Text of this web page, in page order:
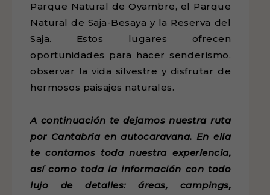
Parque Natural de Oyambre, el Parque
Natural de Saja-Besaya y la Reserva del
Saja. Estos lugares ofrecen
oportunidades para hacer senderismo,
observar la vida silvestre y disfrutar de
hermosos paisajes naturales.
A continuación te dejamos nuestra ruta
por Cantabria en autocaravana. En ella
te contamos toda nuestra experiencia,
así como toda la información con todo
lujo de detalles: áreas, campings,